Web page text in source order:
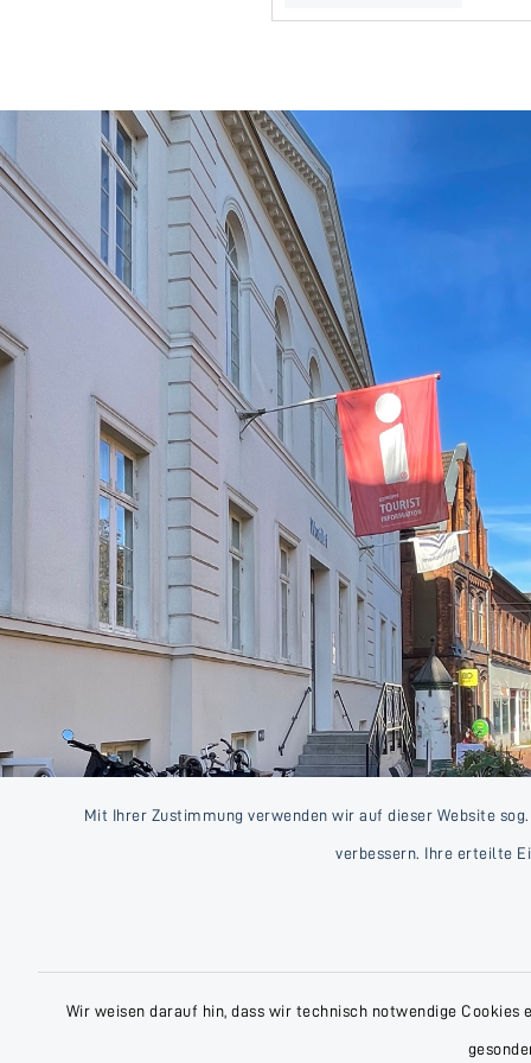
Mit Ihrer Zustimmung verwenden wir auf dieser Website
verbessern. Ihre erteilte
Wir weisen darauf hin, dass wir technisch notwendige